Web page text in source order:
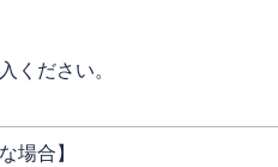
ください。
場合】